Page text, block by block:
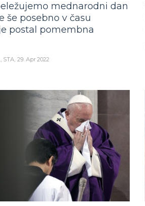
mednarodni dan
še posebno v času
postal pomembna
STA 29. Apr 2022